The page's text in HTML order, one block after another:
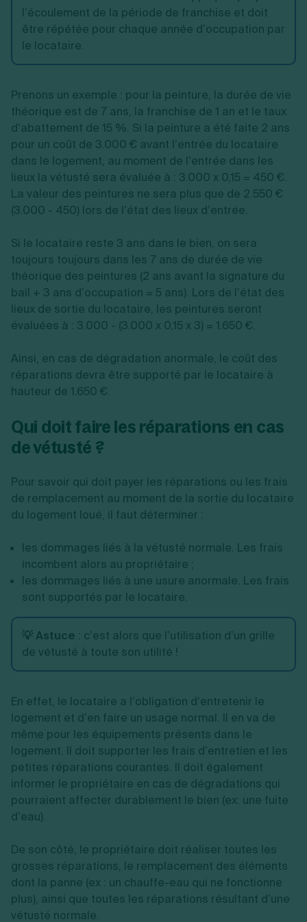
l’écoulement de la période de franchise et doit
être répétée pour chaque année d’occupation par
le locataire.
Prenons un exemple : pour la peinture, la durée de vie
théorique est de 7 ans, la franchise de 1 an et le taux
d’abattement de 15 %. Si la peinture a été faite 2 ans
pour un coût de 3.000 € avant l’entrée du locataire
dans le logement, au moment de l’entrée dans les
lieux la vétusté sera évaluée à : 3.000 x 0,15 = 450 €.
La valeur des peintures ne sera plus que de 2.550 €
(3.000 - 450) lors de l’état des lieux d’entrée.
Si le locataire reste 3 ans dans le bien, on sera
toujours toujours dans les 7 ans de durée de vie
théorique des peintures (2 ans avant la signature du
bail + 3 ans d’occupation = 5 ans). Lors de l’état des
lieux de sortie du locataire, les peintures seront
évaluées à : 3.000 - (3.000 x 0,15 x 3) = 1.650 €.
Ainsi, en cas de dégradation anormale, le coût des
réparations devra être supporté par le locataire à
hauteur de 1.650 €.
Qui doit faire les réparations en cas
de vétusté ?
Pour savoir qui doit payer les réparations ou les frais
de remplacement au moment de la sortie du locataire
du logement loué, il faut déterminer :
les dommages liés à la vétusté normale. Les frais
incombent alors au propriétaire ;
les dommages liés à une usure anormale. Les frais
sont supportés par le locataire.
💡 Astuce : c’est alors que l’utilisation d’un grille
de vétusté à toute son utilité !
En effet, le locataire a l’obligation d’entretenir le
logement et d’en faire un usage normal. Il en va de
même pour les équipements présents dans le
logement. Il doit supporter les frais d’entretien et les
petites réparations courantes. Il doit également
informer le propriétaire en cas de dégradations qui
pourraient affecter durablement le bien (ex: une fuite
d’eau).
De son côté, le propriétaire doit réaliser toutes les
grosses réparations, le remplacement des éléments
dont la panne (ex : un chauffe-eau qui ne fonctionne
plus), ainsi que toutes les réparations résultant d’une
vétusté normale.